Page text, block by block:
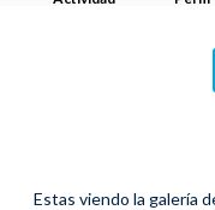
Estas viendo la galería